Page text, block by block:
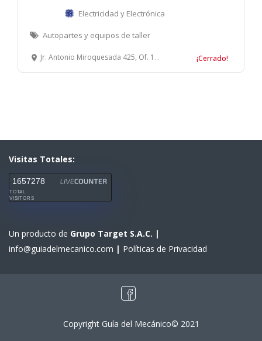
Electricidad y Electrónica
Autopartes y equipos de taller
Jr. Antonio Miroquesada 425, Of. 1509, Magdalena del Mar, Lima ¡Cerrado!
Visitas Totales:
1657278
TOTAL
VISITORS
Un producto de Grupo Target S.A.C. |
info@guiadelmecanico.com | Políticas de Privacidad
Copyright Guía del Mecánico© 2021